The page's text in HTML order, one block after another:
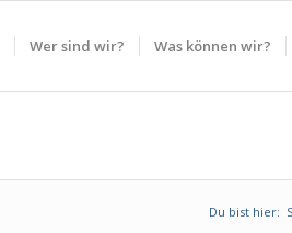
Wer sind wir? Was können wir?
Du bist hier: